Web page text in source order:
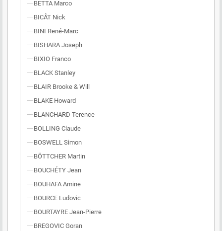
BETTA Marco
BICÂT Nick
BINI René-Marc
BISHARA Joseph
BIXIO Franco
BLACK Stanley
BLAIR Brooke & Will
BLAKE Howard
BLANCHARD Terence
BOLLING Claude
BOSWELL Simon
BÖTTCHER Martin
BOUCHÉTY Jean
BOUHAFA Amine
BOURCE Ludovic
BOURTAYRE Jean-Pierre
BREGOVIC Goran